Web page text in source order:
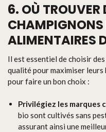
6. OÙ TROUVER
CHAMPIGNONS
ALIMENTAIRES
Il est essentiel de choisir
qualité pour maximiser
pour faire un bon choix :
Privilégiez les marques
bio sont cultivés sans
assurant ainsi une